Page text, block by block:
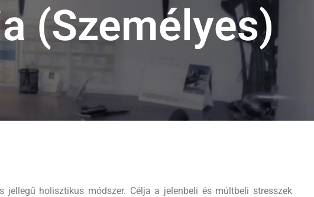
(Személyes)
jellegű holisztikus módszer. Célja a jelenbeli és múltbeli stresszek